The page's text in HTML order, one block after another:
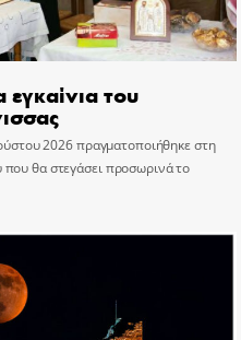
του
2026 πραγματοποιήθηκε στη
θα στεγάσει προσωρινά το